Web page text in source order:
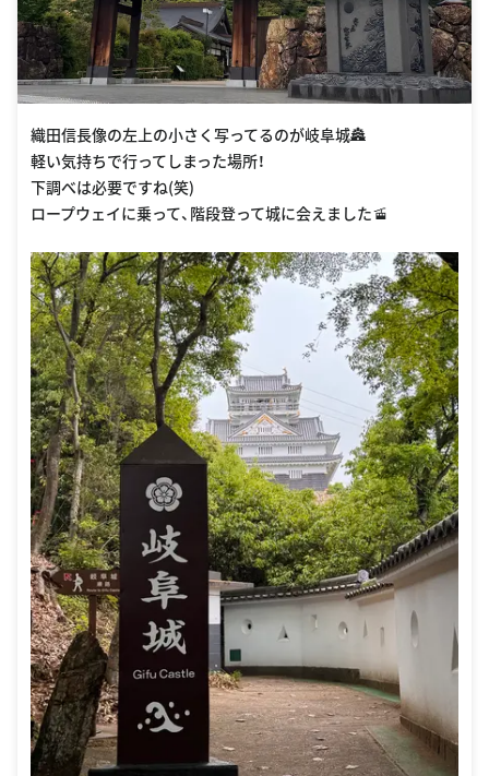
織田信長像の左上の小さく写ってるのが岐阜城🏯
軽い気持ちで行ってしまった場所！
下調べは必要ですね(笑)
ロープウェイに乗って、階段登って城に会えました🚡